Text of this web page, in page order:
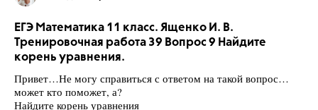
ЕГЭ Математика 11 класс. Ященко И. В.
Тренировочная работа 39 Вопрос 9 Найдите
корень уравнения.
Привет…Не могу справиться с ответом на такой вопрос…
может кто поможет, а?
Найдите корень уравнения